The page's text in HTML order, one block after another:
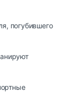
погубившего